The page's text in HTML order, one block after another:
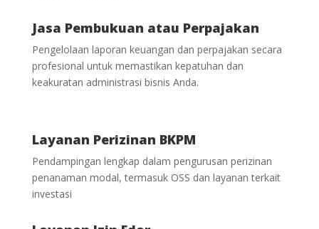
Jasa Pembukuan atau Perpajakan
Pengelolaan laporan keuangan dan perpajakan secara
profesional untuk memastikan kepatuhan dan
keakuratan administrasi bisnis Anda.
Layanan Perizinan BKPM
Pendampingan lengkap dalam pengurusan perizinan
penanaman modal, termasuk OSS dan layanan terkait
investasi